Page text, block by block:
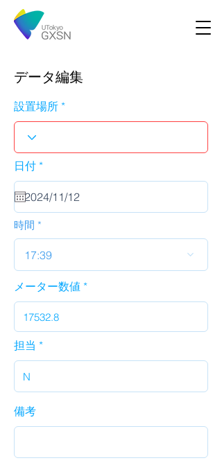
データ編集
設置場所
日付 *r
u
i
d
時間
17:39
メーター数値
担当
備考